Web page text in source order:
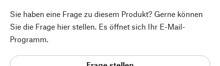
Sie haben eine Frage zu diesem Produkt? Gerne können
Sie die Frage hier stellen. Es öffnet sich Ihr E-Mail-
Programm.